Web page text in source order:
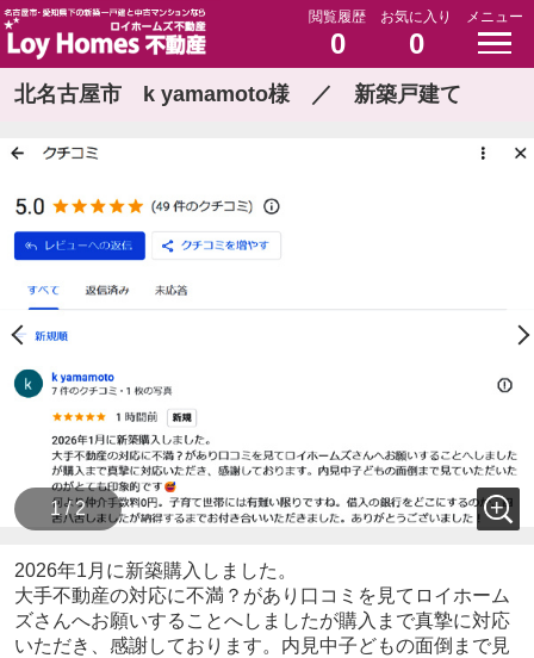
閲覧履歴
0
お気に入り
0
メニュー
北名古屋市 k yamamoto様 ／ 新築戸建て
1 / 2
2026年1月に新築購入しました。
大手不動産の対応に不満？があり口コミを見てロイホーム
ズさんへお願いすることへしましたが購入まで真摯に対応
いただき、感謝しております。内見中子どもの面倒まで見